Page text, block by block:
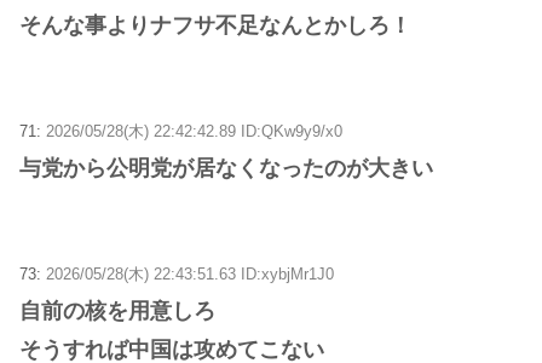
そんな事よりナフサ不足なんとかしろ！
71: 2026/05/28(木) 22:42:42.89 ID:QKw9y9/x0
与党から公明党が居なくなったのが大きい
73: 2026/05/28(木) 22:43:51.63 ID:xybjMr1J0
自前の核を用意しろ
そうすれば中国は攻めてこない